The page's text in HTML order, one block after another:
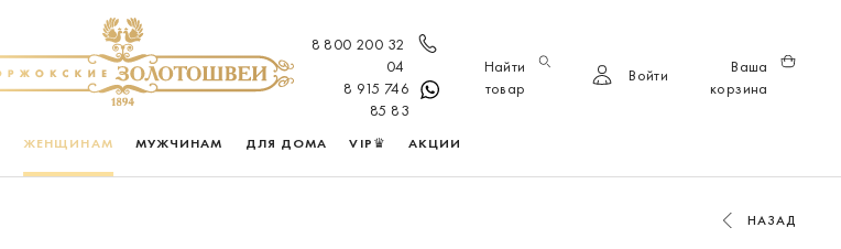
8 800 200 32
04
8 915 746
85 83
Найти
товар
Войти
Ваша
корзина
ЖЕНЩИНАМ МУЖЧИНАМ ДЛЯ ДОМА VIP♛ АКЦИИ
НАЗАД